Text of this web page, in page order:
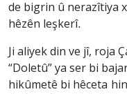
de bigrin û nerazîtiya
hêzên leşkerî.
Ji aliyek din ve jî, roja
“Doletû” ya ser bi
hikûmetê bi hêceta